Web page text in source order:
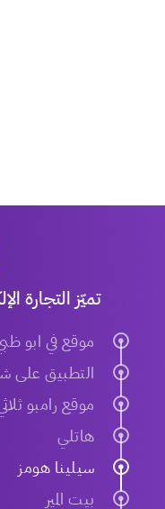
تميّز التجارة
موقع في ابو
التطبيق على
موقع رامبو
هاتلي
سيلينا هومز
بيت المير